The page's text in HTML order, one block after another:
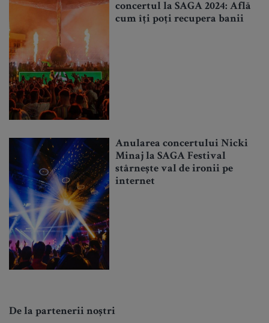
concertul la SAGA 2024: Află
cum îți poți recupera banii
Anularea concertului Nicki
Minaj la SAGA Festival
stârnește val de ironii pe
internet
De la partenerii noștri